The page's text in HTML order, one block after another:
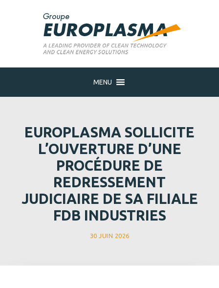
MENU
EUROPLASMA SOLLICITE
L’OUVERTURE D’UNE
PROCÉDURE DE
REDRESSEMENT
JUDICIAIRE DE SA FILIALE
FDB INDUSTRIES
30 JUIN 2026